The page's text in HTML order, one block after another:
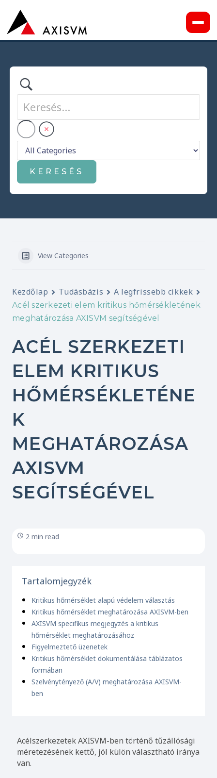
View Categories
Kezdőlap Tudásbázis A legfrissebb cikkek
Acél szerkezeti elem kritikus hőmérsékletének
meghatározása AXISVM segítségével
ACÉL SZERKEZETI
ELEM KRITIKUS
HŐMÉRSÉKLETÉNE
K
MEGHATÁROZÁSA
AXISVM
SEGÍTSÉGÉVEL
2 min read
Tartalomjegyzék
Kritikus hőmérséklet alapú védelem választás
Kritikus hőmérséklet meghatározása AXISVM-ben
AXISVM specifikus megjegyzés a kritikus
hőmérséklet meghatározásához
Figyelmeztető üzenetek
Kritikus hőmérséklet dokumentálása táblázatos
formában
Szelvénytényező (A/V) meghatározása AXISVM-
ben
Acélszerkezetek AXISVM-ben történő tűzállósági
méretezésének kettő, jól külön választható iránya
van.